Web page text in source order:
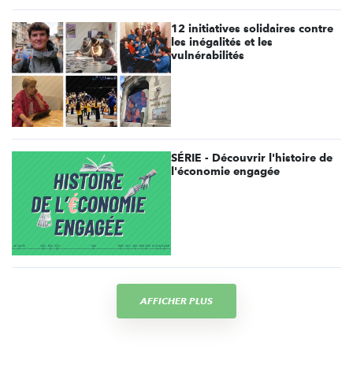
12 initiatives solidaires contre
les inégalités et les
vulnérabilités
SÉRIE - Découvrir l'histoire de
l'économie engagée
AFFICHER PLUS